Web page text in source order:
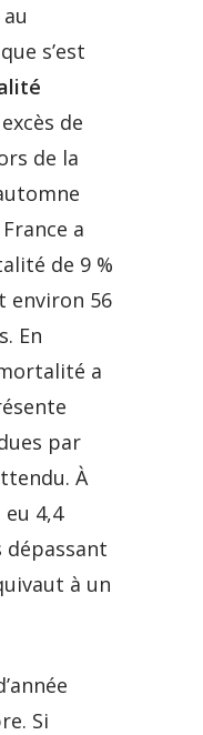
s’est
de
de la
a
de 9 %
environ 56
En
a
par
À
eu 4,4
à un
Si